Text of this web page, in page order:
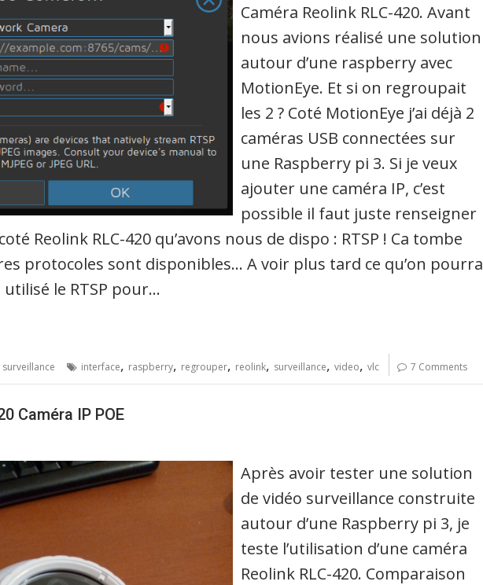
Caméra Reolink RLC-420. Avant
nous avions réalisé une solution
autour d’une raspberry avec
MotionEye. Et si on regroupait
les 2 ? Coté MotionEye j’ai déjà 2
caméras USB connectées sur
une Raspberry pi 3. Si je veux
ajouter une caméra IP, c’est
possible il faut juste renseigner
Reolink RLC-420 qu’avons nous de dispo : RTSP ! Ca tombe
protocoles sont disponibles… A voir plus tard ce qu’on pourra
le RTSP pour…
interface, raspberry, regrouper, reolink, surveillance, video, vlc 7 Comments
Caméra IP POE
Après avoir tester une solution
de vidéo surveillance construite
autour d’une Raspberry pi 3, je
teste l’utilisation d’une caméra
Reolink RLC-420. Comparaison